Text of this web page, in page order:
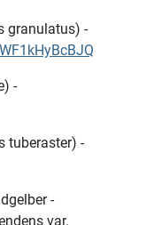
granulatus) -
-
tuberaster) -
-
var.